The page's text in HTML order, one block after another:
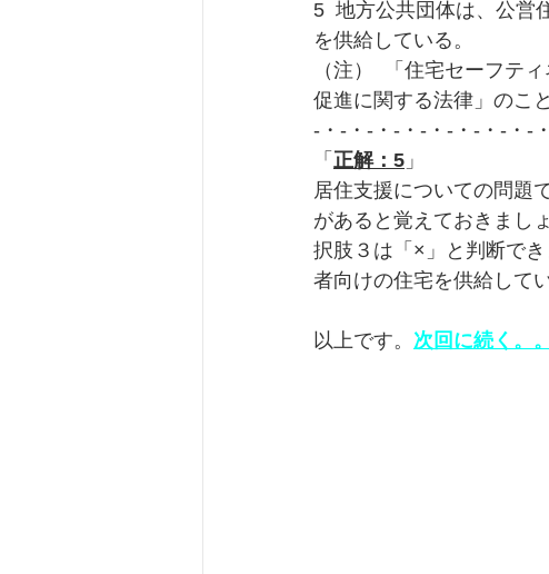
5  地方公共団体は、公営
を供給している。
（注）  「住宅セーフテ
促進に関する法律」のこ
-・-・-・-・-・-・-・-・-
「 正解：5 」
居住支援についての問題
があると覚えておきまし
択肢３は「×」と判断で
者向けの住宅を供給して
以上です。 次回に続く。。